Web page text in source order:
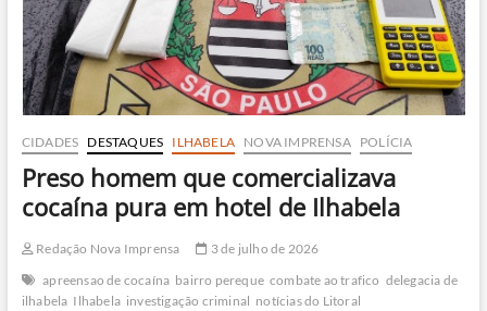
em
Ubatuba
CIDADES DESTAQUES ILHABELA NOVA IMPRENSA POLÍCIA
Preso homem que comercializava
cocaína pura em hotel de Ilhabela
Redação Nova Imprensa
3 de julho de 2026
apreensao de cocaína bairro pereque combate ao trafico delegacia de
ilhabela Ilhabela investigação criminal notícias do Litoral